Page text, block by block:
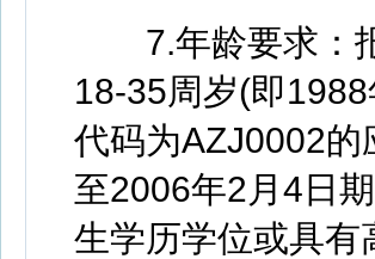
7.年龄要求：报
18-35周岁(即
代码为AZJ0002
至2006年2月4日
生学历学位或具有